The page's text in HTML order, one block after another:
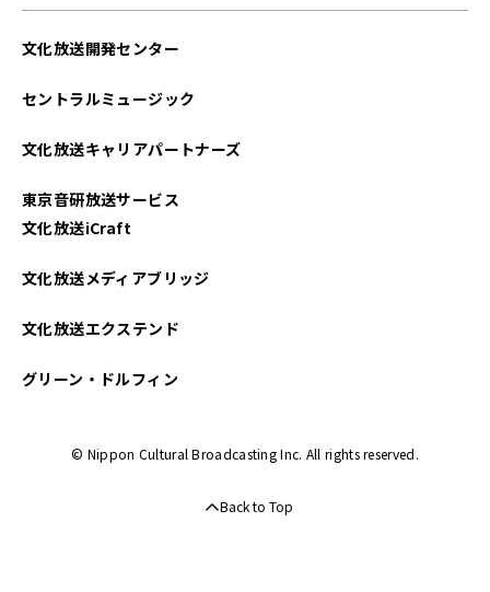
2023年09月
文化放送開発センター
セントラルミュージック
文化放送キャリアパートナーズ
東京音研放送サービス
文化放送iCraft
文化放送メディアブリッジ
文化放送エクステンド
グリーン・ドルフィン
© Nippon Cultural Broadcasting Inc. All rights reserved.
Back to Top